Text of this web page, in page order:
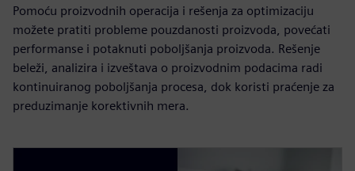
Pomoću proizvodnih operacija i rešenja za optimizaciju
možete pratiti probleme pouzdanosti proizvoda, povećati
performanse i potaknuti poboljšanja proizvoda. Rešenje
beleži, analizira i izveštava o proizvodnim podacima radi
kontinuiranog poboljšanja procesa, dok koristi praćenje za
preduzimanje korektivnih mera.